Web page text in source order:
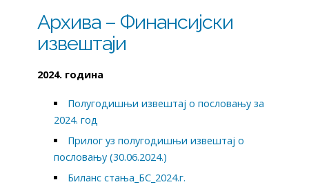
Архива – Финансијски
извештаји
2024. година
Полугодишњи извештај о пословању за
2024. год
Прилог уз полугодишњи извештај о
пословању (30.06.2024.)
Биланс стања_БС_2024.г.